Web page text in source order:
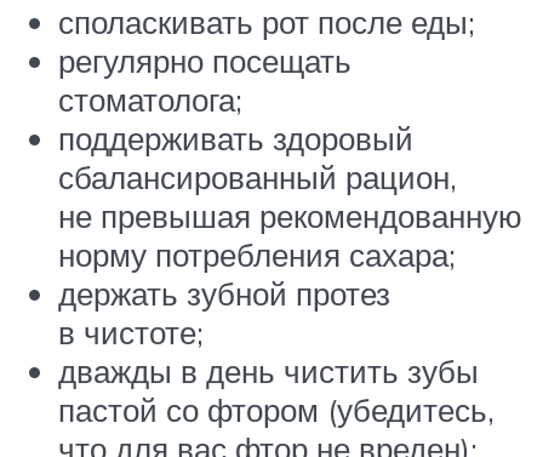
споласкивать рот после еды;
регулярно посещать
стоматолога;
поддерживать здоровый
сбалансированный рацион,
не превышая рекомендованную
норму потребления сахара;
держать зубной протез
в чистоте;
дважды в день чистить зубы
пастой со фтором (убедитесь,
что для вас фтор не вреден);